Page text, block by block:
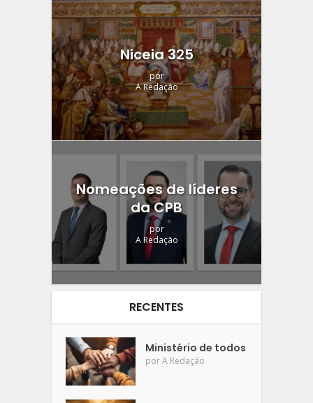
Niceia 325
por
A Redação
Nomeações de líderes
da CPB
por
A Redação
RECENTES
Ministério de todos
porA Redação